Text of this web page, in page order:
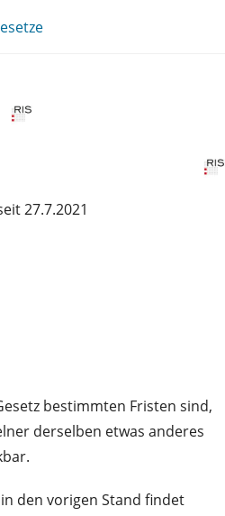
27.7.2021
bestimmten Fristen sind,
derselben etwas anderes
den vorigen Stand findet